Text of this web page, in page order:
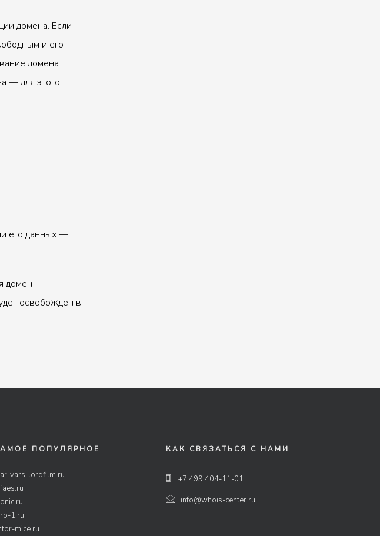
домена. Если
и его
домена
— для этого
его данных —
домен
освобожден в
ПОПУЛЯРНОЕ
vars-lordfilm.ru
1.ru
mice.ru
КАК СВЯЗАТЬСЯ С НАМИ
+7 499 404-11-01
info@whois-center.ru